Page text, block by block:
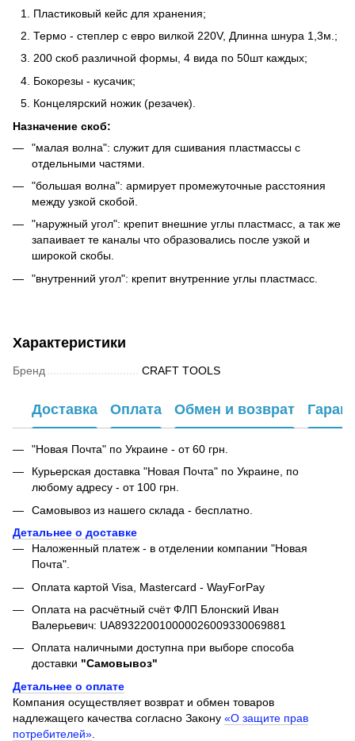
Пластиковый кейс для хранения;
Термо - степлер с евро вилкой 220V, Длинна шнура 1,3м.;
200 скоб различной формы, 4 вида по 50шт каждых;
Бокорезы - кусачик;
Концелярский ножик (резачек).
Назначение скоб:
"малая волна": служит для сшивания пластмассы с
отдельными частями.
"большая волна": армирует промежуточные расстояния
между узкой скобой.
"наружный угол": крепит внешние углы пластмасс, а так же
запаивает те каналы что образовались после узкой и
широкой скобы.
"внутренний угол": крепит внутренние углы пластмасс.
Характеристики
Бренд CRAFT TOOLS
Доставка Оплата Обмен и возврат
"Новая Почта" по Украине - от 60 грн.
Курьерская доставка "Новая Почта" по Украине, по
любому адресу - от 100 грн.
Самовывоз из нашего склада - бесплатно.
Детальнее о доставке
Наложенный платеж - в отделении компании "Новая
Почта".
Оплата картой Visa, Mastercard - WayForPay
Оплата на расчётный счёт ФЛП Блонский Иван
Валерьевич: UA893220010000026009330069881
Оплата наличными доступна при выборе способа
доставки "Самовывоз"
Детальнее о оплате
Компания осуществляет возврат и обмен товаров
надлежащего качества согласно Закону «О защите прав
потребителей»